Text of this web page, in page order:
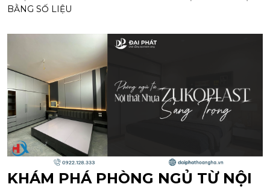
BẰNG SỐ LIỆU
KHÁM PHÁ PHÒNG NGỦ TỪ NỘI